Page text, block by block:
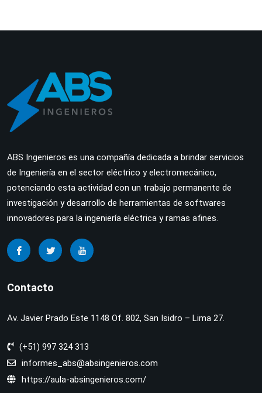
ABS Ingenieros es una compañía dedicada a brindar servicios
de Ingeniería en el sector eléctrico y electromecánico,
potenciando esta actividad con un trabajo permanente de
investigación y desarrollo de herramientas de softwares
innovadores para la ingeniería eléctrica y ramas afines.
Contacto
Av. Javier Prado Este 1148 Of. 802, San Isidro – Lima 27.
(+51) 997 324 313
informes_abs@absingenieros.com
https://aula-absingenieros.com/